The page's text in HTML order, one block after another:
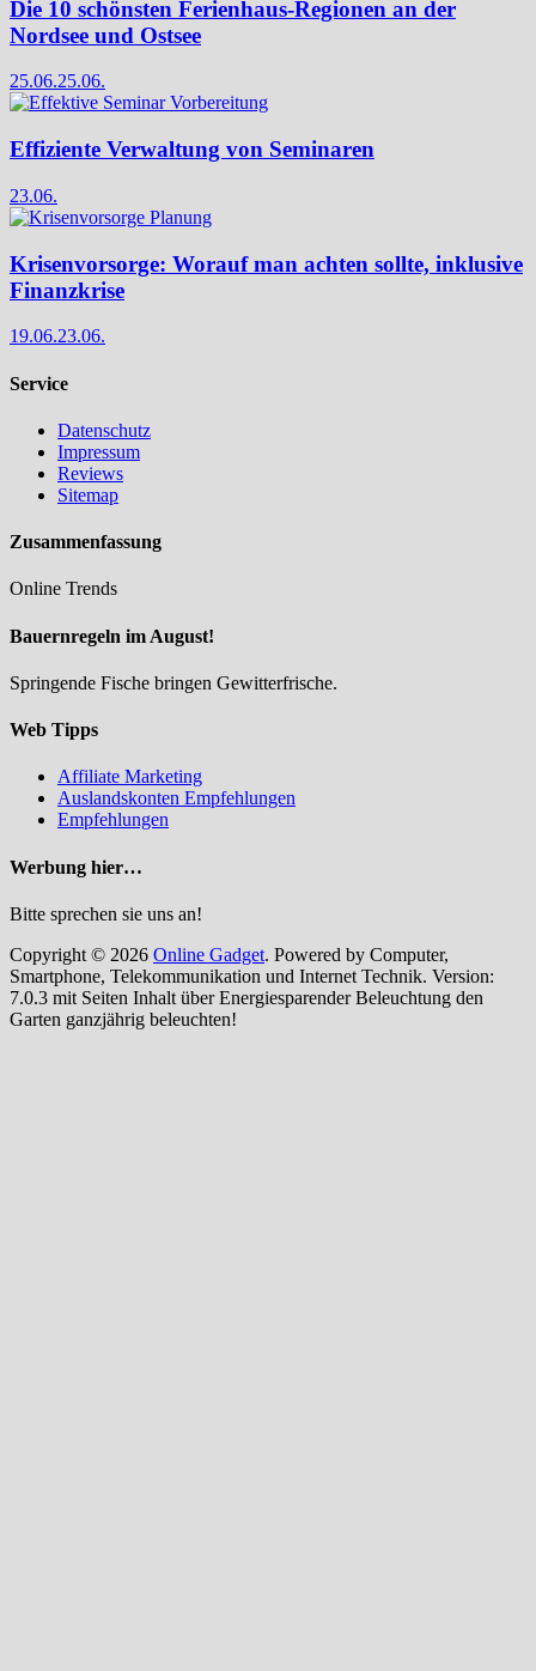
Die 10 schönsten Ferienhaus-Regionen an der
Nordsee und Ostsee
25.06.25.06.
Effiziente Verwaltung von Seminaren
23.06.
Krisenvorsorge: Worauf man achten sollte, inklusive
Finanzkrise
19.06.23.06.
Service
Datenschutz
Impressum
Reviews
Sitemap
Zusammenfassung
Online Trends
Bauernregeln im August!
Springende Fische bringen Gewitterfrische.
Web Tipps
Affiliate Marketing
Auslandskonten Empfehlungen
Empfehlungen
Werbung hier…
Bitte sprechen sie uns an!
Copyright © 2026 Online Gadget. Powered by Computer,
Smartphone, Telekommunikation und Internet Technik. Version:
7.0.3 mit Seiten Inhalt über Energiesparender Beleuchtung den
Garten ganzjährig beleuchten!